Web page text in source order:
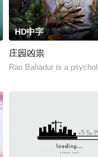
型师丽娜在瑞士的一场
HD中字
庄园凶祟
Rao Bahadur is a